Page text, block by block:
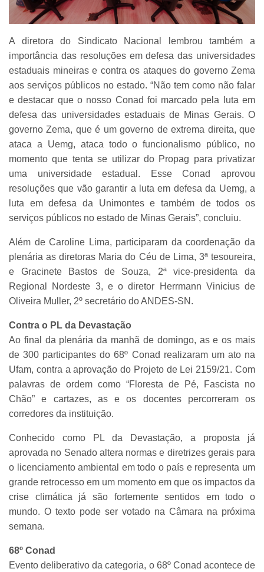
A diretora do Sindicato Nacional lembrou também a
importância das resoluções em defesa das universidades
estaduais mineiras e contra os ataques do governo Zema
aos serviços públicos no estado. “Não tem como não falar
e destacar que o nosso Conad foi marcado pela luta em
defesa das universidades estaduais de Minas Gerais. O
governo Zema, que é um governo de extrema direita, que
ataca a Uemg, ataca todo o funcionalismo público, no
momento que tenta se utilizar do Propag para privatizar
uma universidade estadual. Esse Conad aprovou
resoluções que vão garantir a luta em defesa da Uemg, a
luta em defesa da Unimontes e também de todos os
serviços públicos no estado de Minas Gerais”, concluiu.
Além de Caroline Lima, participaram da coordenação da
plenária as diretoras Maria do Céu de Lima, 3ª tesoureira,
e Gracinete Bastos de Souza, 2ª vice-presidenta da
Regional Nordeste 3, e o diretor Herrmann Vinicius de
Oliveira Muller, 2º secretário do ANDES-SN.
Contra o PL da Devastação
Ao final da plenária da manhã de domingo, as e os mais
de 300 participantes do 68º Conad realizaram um ato na
Ufam, contra a aprovação do Projeto de Lei 2159/21. Com
palavras de ordem como “Floresta de Pé, Fascista no
Chão” e cartazes, as e os docentes percorreram os
corredores da instituição.
Conhecido como PL da Devastação, a proposta já
aprovada no Senado altera normas e diretrizes gerais para
o licenciamento ambiental em todo o país e representa um
grande retrocesso em um momento em que os impactos da
crise climática já são fortemente sentidos em todo o
mundo. O texto pode ser votado na Câmara na próxima
semana.
68º Conad
Evento deliberativo da categoria, o 68º Conad acontece de